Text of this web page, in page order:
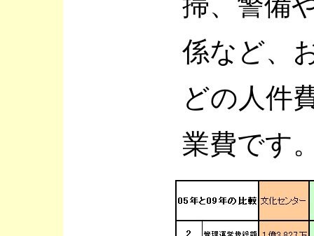
係など、
どの人件
業費です